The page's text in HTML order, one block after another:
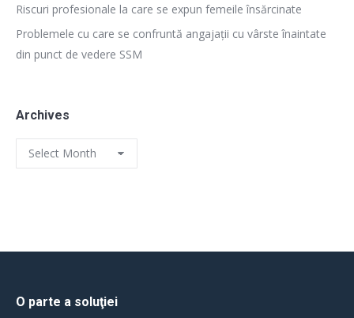
Riscuri profesionale la care se expun femeile însărcinate
Problemele cu care se confruntă angajații cu vârste înaintate
din punct de vedere SSM
Archives
Archives
O parte a soluţiei